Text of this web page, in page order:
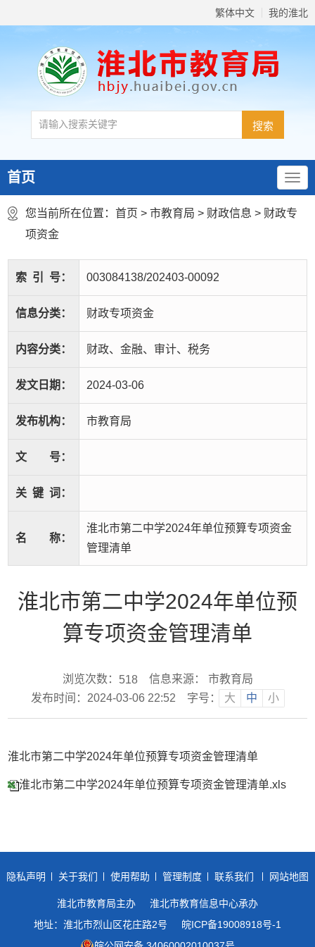
繁体中文 我的淮北
首页
您当前所在位置： 首页 > 市教育局 > 财政信息 > 财政专
项资金
索 引 号： 003084138/202403-00092
信息分类： 财政专项资金
内容分类： 财政、金融、审计、税务
发文日期： 2024-03-06
发布机构： 市教育局
文 号：
关 键 词：
名 称：
淮北市第二中学2024年单位预算专项资金
管理清单
淮北市第二中学2024年单位预
算专项资金管理清单
浏览次数： 518
信息来源： 市教育局
发布时间：2024-03-06 22:52
字号： 大 中 小
淮北市第二中学2024年单位预算专项资金管理清单
淮北市第二中学2024年单位预算专项资金管理清单.xls
隐私声明 关于我们 使用帮助 管理制度 联系我们 网站地图
淮北市教育局主办
淮北市教育信息中心承办
地址：淮北市烈山区花庄路2号
皖ICP备19008918号-1